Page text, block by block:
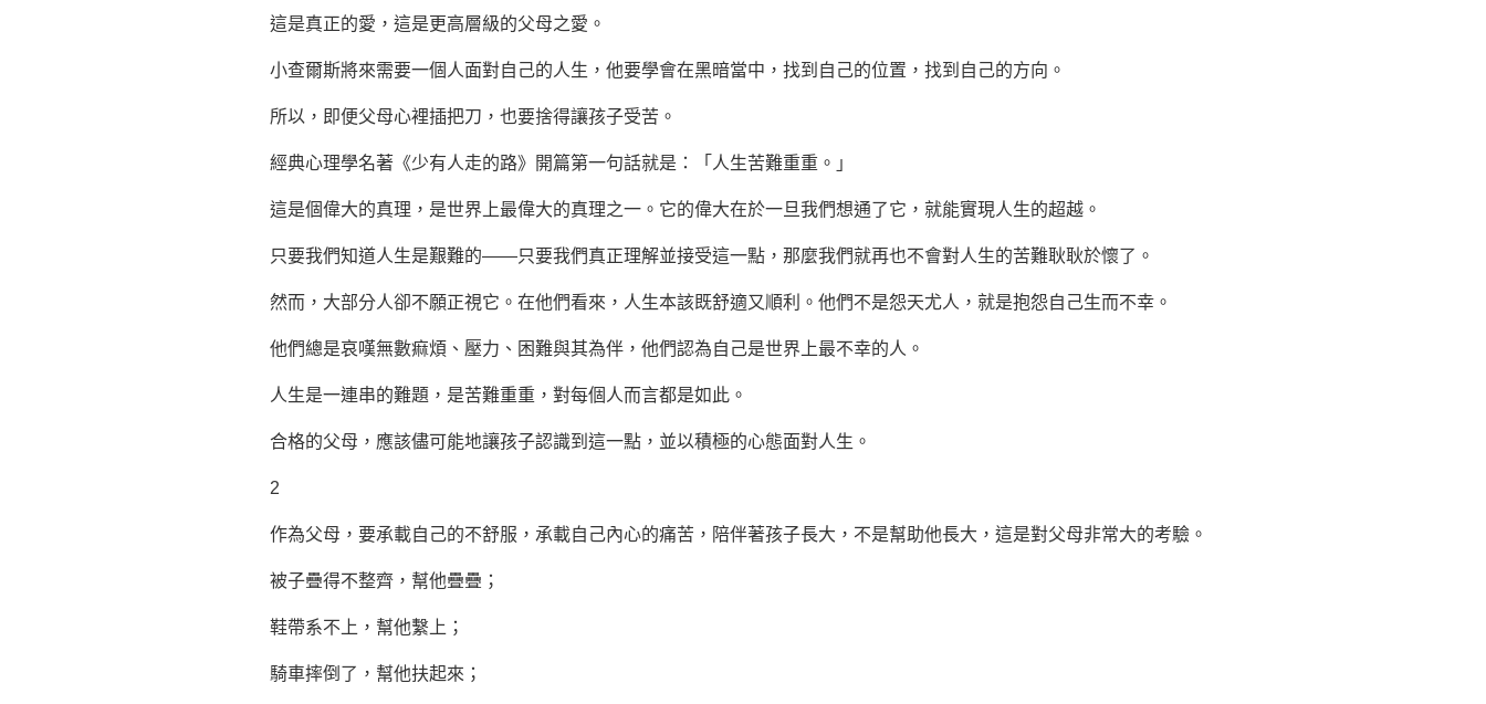
這是真正的愛，這是更高層級的父母之愛。
小查爾斯將來需要一個人面對自己的人生，他要學會在黑暗當中，找到自己的位置，找到自己的方向。
所以，即便父母心裡插把刀，也要捨得讓孩子受苦。
經典心理學名著《少有人走的路》開篇第一句話就是：「人生苦難重重。」
這是個偉大的真理，是世界上最偉大的真理之一。它的偉大在於一旦我們想通了它，就能實現人生的超越。
只要我們知道人生是艱難的——只要我們真正理解並接受這一點，那麼我們就再也不會對人生的苦難耿耿於懷了。
然而，大部分人卻不願正視它。在他們看來，人生本該既舒適又順利。他們不是怨天尤人，就是抱怨自己生而不幸。
他們總是哀嘆無數痲煩、壓力、困難與其為伴，他們認為自己是世界上最不幸的人。
人生是一連串的難題，是苦難重重，對每個人而言都是如此。
合格的父母，應該儘可能地讓孩子認識到這一點，並以積極的心態面對人生。
2
作為父母，要承載自己的不舒服，承載自己內心的痛苦，陪伴著孩子長大，不是幫助他長大，這是對父母非常大的考驗。
被子疊得不整齊，幫他疊疊；
鞋帶系不上，幫他繫上；
騎車摔倒了，幫他扶起來；